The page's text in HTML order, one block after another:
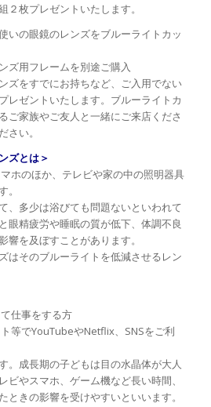
２枚プレゼントいたします。
いの眼鏡のレンズをブルーライトカッ
ズ用フレームを別途ご購入
ズをすでにお持ちなど、ご入用でない
レゼントいたします。ブルーライトカ
ご家族やご友人と一緒にご来店くださ
さい。
ズとは＞
ホのほか、テレビや家の中の照明器具
、多少は浴びても問題ないといわれて
眼精疲労や睡眠の質が低下、体調不良
響を及ぼすことがあります。
はそのブルーライトを低減させるレン
仕事をする方
等でYouTubeやNetflix、SNSをご利
。成長期の子どもは目の水晶体が大人
ビやスマホ、ゲーム機など長い時間、
ときの影響を受けやすいといいます。